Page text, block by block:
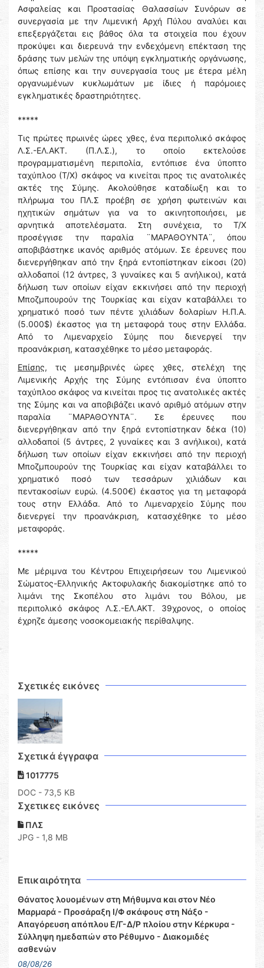
Ασφαλείας και Προστασίας Θαλασσίων Συνόρων σε
συνεργασία με την Λιμενική Αρχή Πύλου αναλύει και
επεξεργάζεται εις βάθος όλα τα στοιχεία που έχουν
προκύψει και διερευνά την ενδεχόμενη επέκταση της
δράσης των μελών της υπόψη εγκληματικής οργάνωσης,
όπως επίσης και την συνεργασία τους με έτερα μέλη
οργανωμένων κυκλωμάτων με ίδιες ή παρόμοιες
εγκληματικές δραστηριότητες.
*****
Τις πρώτες πρωινές ώρες χθες, ένα περιπολικό σκάφος
Λ.Σ.-ΕΛ.ΑΚΤ. (Π.Λ.Σ.), το οποίο εκτελούσε
προγραμματισμένη περιπολία, εντόπισε ένα ύποπτο
ταχύπλοο (Τ/Χ) σκάφος να κινείται προς τις ανατολικές
ακτές της Σύμης. Ακολούθησε καταδίωξη και το
πλήρωμα του ΠΛ.Σ προέβη σε χρήση φωτεινών και
ηχητικών σημάτων για να το ακινητοποιήσει, με
αρνητικά αποτελέσματα. Στη συνέχεια, το Τ/Χ
προσέγγισε την παραλία ¨ΜΑΡΑΘΟΥΝΤΑ¨, όπου
αποβιβάστηκε ικανός αριθμός ατόμων. Σε έρευνες που
διενεργήθηκαν από την ξηρά εντοπίστηκαν είκοσι (20)
αλλοδαποί (12 άντρες, 3 γυναίκες και 5 ανήλικοι), κατά
δήλωση των οποίων είχαν εκκινήσει από την περιοχή
Μποζμπουρούν της Τουρκίας και είχαν καταβάλλει το
χρηματικό ποσό των πέντε χιλιάδων δολαρίων Η.Π.Α.
(5.000$) έκαστος για τη μεταφορά τους στην Ελλάδα.
Από το Λιμεναρχείο Σύμης που διενεργεί την
προανάκριση, κατασχέθηκε το μέσο μεταφοράς.
Επίσης, τις μεσημβρινές ώρες χθες, στελέχη της
Λιμενικής Αρχής της Σύμης εντόπισαν ένα ύποπτο
ταχύπλοο σκάφος να κινείται προς τις ανατολικές ακτές
της Σύμης και να αποβιβάζει ικανό αριθμό ατόμων στην
παραλία ¨ΜΑΡΑΘΟΥΝΤΑ¨. Σε έρευνες που
διενεργήθηκαν από την ξηρά εντοπίστηκαν δέκα (10)
αλλοδαποί (5 άντρες, 2 γυναίκες και 3 ανήλικοι), κατά
δήλωση των οποίων είχαν εκκινήσει από την περιοχή
Μποζμπουρούν της Τουρκίας και είχαν καταβάλλει το
χρηματικό ποσό των τεσσάρων χιλιάδων και
πεντακοσίων ευρώ. (4.500€) έκαστος για τη μεταφορά
τους στην Ελλάδα. Από το Λιμεναρχείο Σύμης που
διενεργεί την προανάκριση, κατασχέθηκε το μέσο
μεταφοράς.
*****
Με μέριμνα του Κέντρου Επιχειρήσεων του Λιμενικού
Σώματος-Ελληνικής Ακτοφυλακής διακομίστηκε από το
λιμάνι της Σκοπέλου στο λιμάνι του Βόλου, με
περιπολικό σκάφος Λ.Σ.-ΕΛ.ΑΚΤ. 39χρονος, ο οποίος
έχρηζε άμεσης νοσοκομειακής περίθαλψης.
Σχετικές εικόνες
Σχετικά έγγραφα
1017775
DOC - 73,5 KB
Σχετικες εικόνες
ΠΛΣ
JPG - 1,8 MB
Επικαιρότητα
Θάνατος λουομένων στη Μήθυμνα και στον Νέο
Μαρμαρά - Προσάραξη Ι/Φ σκάφους στη Νάξο -
Απαγόρευση απόπλου Ε/Γ-Δ/Ρ πλοίου στην Κέρκυρα -
Σύλληψη ημεδαπών στο Ρέθυμνο - Διακομιδές
ασθενών
08/08/26